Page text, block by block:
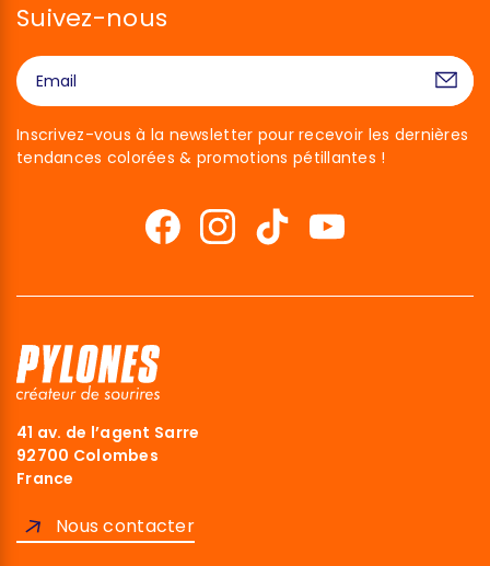
Suivez-nous
Inscrivez-vous à la newsletter pour recevoir les dernières
tendances colorées & promotions pétillantes !
41 av. de l’agent Sarre
92700 Colombes
France
Nous contacter